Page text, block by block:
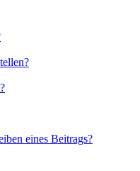
eines Beitrags?